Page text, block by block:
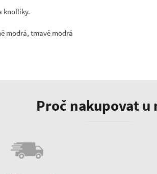
knoflíky.
modrá, tmavě modrá
Proč nakupovat u